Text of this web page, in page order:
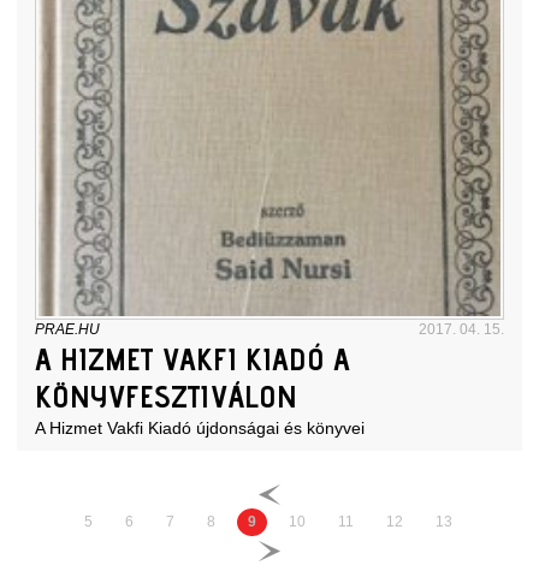
PRAE.HU 2017. 04. 15.
A HIZMET VAKFI KIADÓ A
KÖNYVFESZTIVÁLON
A Hizmet Vakfi Kiadó újdonságai és könyvei
5 6 7 8 9 10 11 12 13